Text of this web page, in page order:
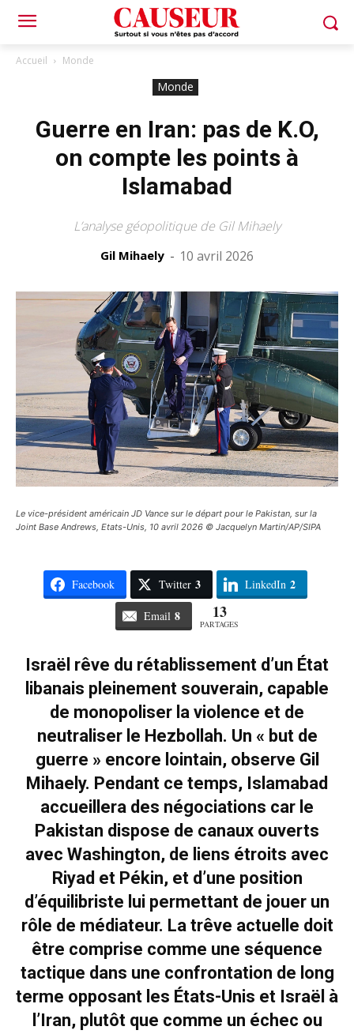
Accueil Monde
Monde
Guerre en Iran: pas de K.O,
on compte les points à
Islamabad
L’analyse géopolitique de Gil Mihaely
Gil Mihaely - 10 avril 2026
Le vice-président américain JD Vance sur le départ pour le Pakistan, sur la
Joint Base Andrews, Etats-Unis, 10 avril 2026 © Jacquelyn Martin/AP/SIPA
Facebook Twitter 3 LinkedIn 2
Email 8 13
PARTAGES
Israël rêve du rétablissement d’un État
libanais pleinement souverain, capable
de monopoliser la violence et de
neutraliser le Hezbollah. Un « but de
guerre » encore lointain, observe Gil
Mihaely. Pendant ce temps, Islamabad
accueillera des négociations car le
Pakistan dispose de canaux ouverts
avec Washington, de liens étroits avec
Riyad et Pékin, et d’une position
d’équilibriste lui permettant de jouer un
rôle de médiateur. La trêve actuelle doit
être comprise comme une séquence
tactique dans une confrontation de long
terme opposant les États-Unis et Israël à
l’Iran, plutôt que comme un échec ou